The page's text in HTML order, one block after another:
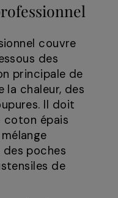
couvre
des
principale de
chaleur, des
Il doit
épais
poches
de